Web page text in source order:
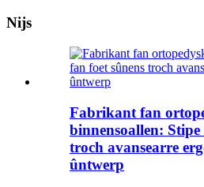
Nijs
Fabrikant fan
binnensoallen: Stipe
troch avansearre
ûntwerp